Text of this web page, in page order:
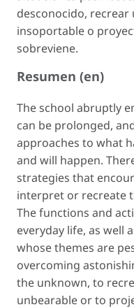
desconocido, recrear
insoportable o
sobreviene.
Resumen (en)
The school abruptly
can be prolonged,
approaches to what
and will happen.
strategies that
interpret or recreate
The functions and
everyday life, as well
whose themes are
overcoming
the unknown, to
unbearable or to